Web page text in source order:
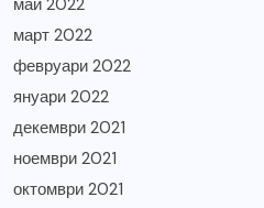
май 2022
март 2022
февруари 2022
януари 2022
декември 2021
ноември 2021
октомври 2021